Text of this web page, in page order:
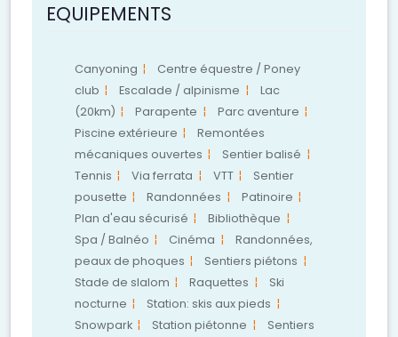
EQUIPEMENTS
Canyoning
Centre équestre / Poney
club
Escalade / alpinisme
Lac
(20km)
Parapente
Parc aventure
Piscine extérieure
Remontées
mécaniques ouvertes
Sentier balisé
Tennis
Via ferrata VTT
Sentier
pousette
Randonnées
Patinoire
Plan d'eau sécurisé
Bibliothèque
Spa / Balnéo
Cinéma
Randonnées,
peaux de phoques
Sentiers piétons
Stade de slalom
Raquettes
Ski
nocturne
Station: skis aux pieds
Snowpark
Station piétonne
Sentiers